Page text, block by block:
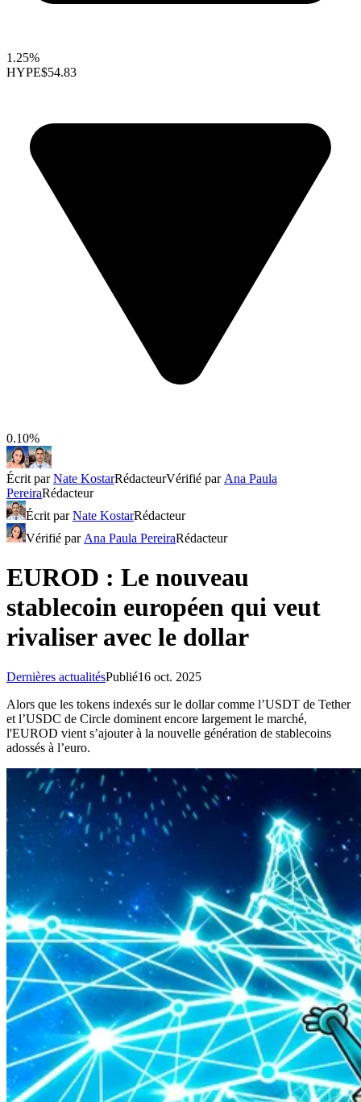
1.25%
HYPE$54.83
0.10%
Écrit parNate KostarRédacteurVérifié par Ana Paula
PereiraRédacteur
Écrit parNate KostarRédacteur
Vérifié par Ana Paula PereiraRédacteur
EUROD : Le nouveau
stablecoin européen qui veut
rivaliser avec le dollar
Dernières actualitésPublié16 oct. 2025
Alors que les tokens indexés sur le dollar comme l’USDT de Tether
et l’USDC de Circle dominent encore largement le marché,
l'EUROD vient s’ajouter à la nouvelle génération de stablecoins
adossés à l’euro.